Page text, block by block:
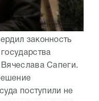
законность
Сапеги.
поступили не